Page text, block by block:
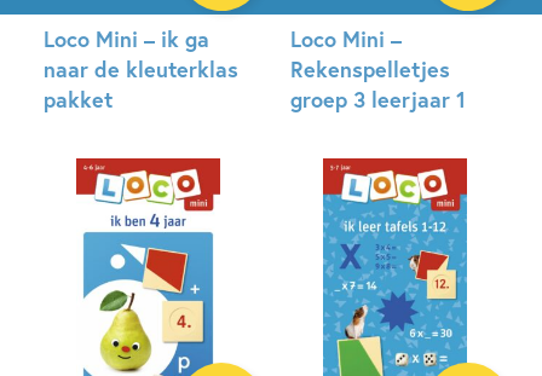
Loco Mini – ik ga
naar de kleuterklas
pakket
Paperback
Loco Mini –
Rekenspelletjes
groep 3 leerjaar 1
Paperback